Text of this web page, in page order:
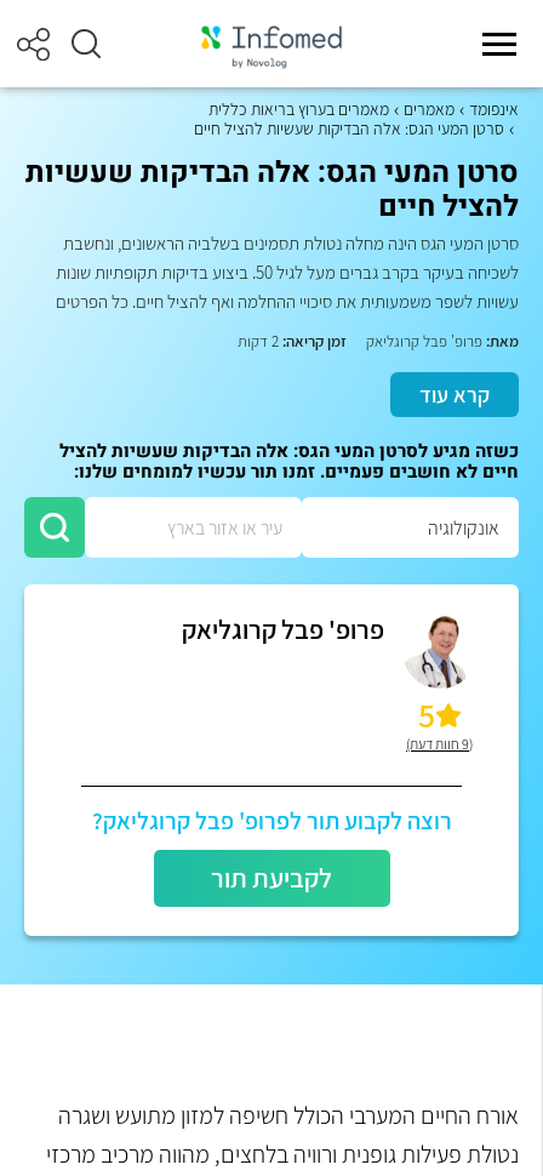
אינפומד מאמרים
מאמרים בערוץ בריאות כללית
סרטן המעי הגס: אלה הבדיקות שעשיות להציל חיים
סרטן המעי הגס: אלה הבדיקות שעשיות
להציל חיים
סרטן המעי הגס הינה מחלה נטולת תסמינים בשלביה הראשונים, ונחשבת
לשכיחה בעיקר בקרב גברים מעל לגיל 50. ביצוע בדיקות תקופתיות שונות
עשויות לשפר משמעותית את סיכויי ההחלמה ואף להציל חיים. כל הפרטים
מאת: פרופ' פבל קרוגליאק זמן קריאה:
קרא עוד
כשזה מגיע לסרטן המעי הגס: אלה הבדיקות שעשיות להציל
חיים לא חושבים פעמיים. זמנו תור עכשיו למומחים שלנו:
5
(9 חוות דעת)
פרופ' פבל קרוגליאק
רוצה לקבוע תור לפרופ' פבל קרוגליאק?
לקביעת תור
אורח החיים המערבי הכולל חשיפה למזון מתועש ושגרה
נטולת פעילות גופנית ורוויה בלחצים, מהווה מרכיב מרכזי